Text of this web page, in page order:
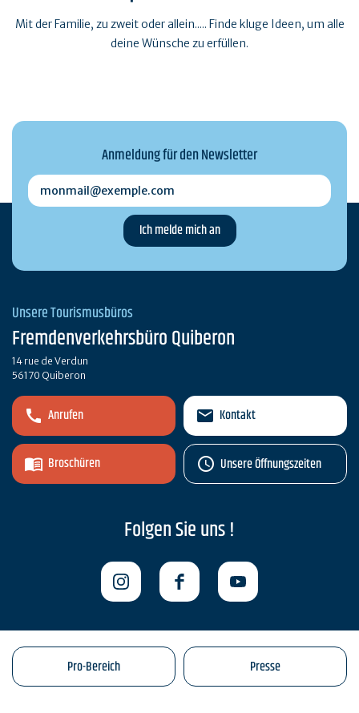
Mit der Familie, zu zweit oder allein..... Finde kluge Ideen, um alle
deine Wünsche zu erfüllen.
Anmeldung für den Newsletter
monmail@exemple.com
Unsere Tourismusbüros
Fremdenverkehrsbüro Quiberon
14 rue de Verdun
56170 Quiberon
Anrufen
Broschüren
Kontakt
Unsere Öffnungszeiten
Folgen Sie uns !
Pro-Bereich Presse